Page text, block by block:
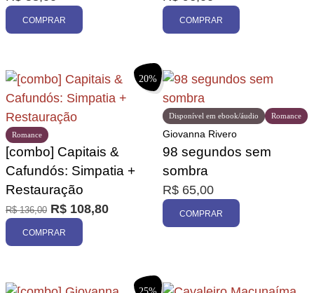
COMPRAR COMPRAR
20%
Romance
[combo] Capitais &
Cafundós: Simpatia +
Restauração
R$136,00 R$ 108,80
COMPRAR
Disponível em ebook/áudio Romance
Giovanna Rivero
98 segundos sem
sombra
R$ 65,00
COMPRAR
25%